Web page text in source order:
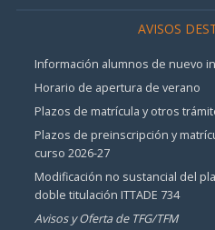
AVISOS
Información alumnos de nuevo
Horario de apertura de verano
Plazos de matrícula y otros
Plazos de preinscripción y
curso 2026-27
Modificación no sustancial del
doble titulación ITTADE 734
Avisos y Oferta de TFG/TFM